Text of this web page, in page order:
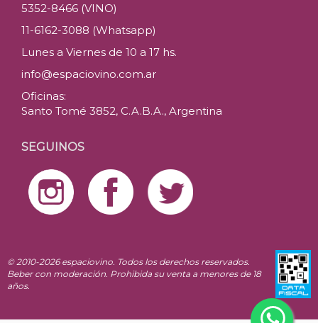
5352-8466 (VINO)
11-6162-3088 (Whatsapp)
Lunes a Viernes de 10 a 17 hs.
info@espaciovino.com.ar
Oficinas:
Santo Tomé 3852, C.A.B.A., Argentina
SEGUINOS
© 2010-2026 espaciovino. Todos los derechos reservados.
Beber con moderación. Prohibida su venta a menores de 18
años.